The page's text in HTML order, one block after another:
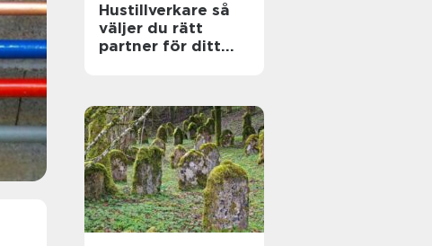
Hustillverkare så
väljer du rätt
partner för ditt